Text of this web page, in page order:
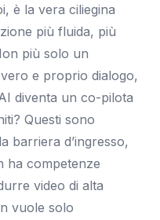
è la vera ciliegina
più fluida, più
più solo un
e proprio dialogo,
diventa un co-pilota
Questi sono
barriera d’ingresso,
ha competenze
video di alta
vuole solo